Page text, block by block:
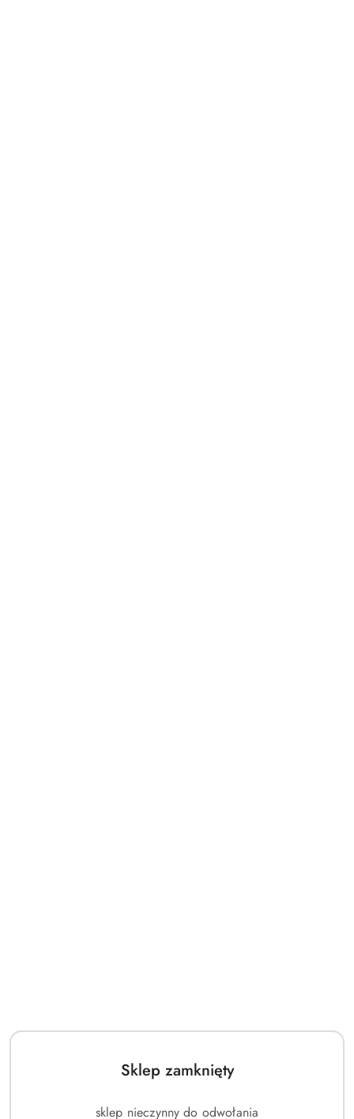
Sklep zamknięty
sklep nieczynny do odwołania